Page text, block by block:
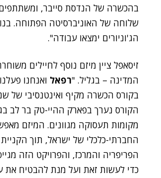
בהכשרה של הנדסת סייבר,
שלוחה של האוניברסיטה הפתוחה.
הג'וניורים ימצאו עבודה".
זיסאפל ציין מיזם נוסף לחיילים
המדינה – בגליל. "רפאל ואנחנו
בקורס הכשרה מקיף ואינטנסיבי של
הקורס נערך בפארק ההיי-טק בר לב
מקומות תעסוקה מגוונים. המיזם
החברתי-כלכלי של ישראל, תוך
הפריפריה והמרכז, והפרויקט הזה
כדי לעשות זאת ועל מנת להבטיח את